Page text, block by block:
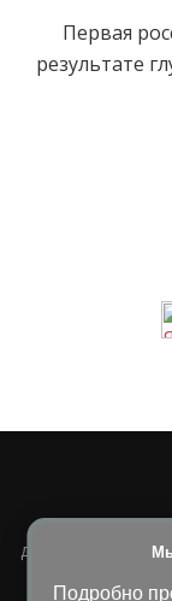
Первая
результате
Подробно
Полное или
допускается